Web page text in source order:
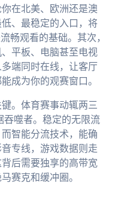
在北美、欧洲还是澳
、最稳定的入口，将
畅观看的基础。其次，
平板、电脑甚至电视
端同时在线，让客厅
成为你的观赛窗口。
。体育赛事动辄两三
噬者。稳定的无限流
智能分流技术，能确
专线，游戏数据则走
后需要独享的高带宽
赛克和缓冲圈。